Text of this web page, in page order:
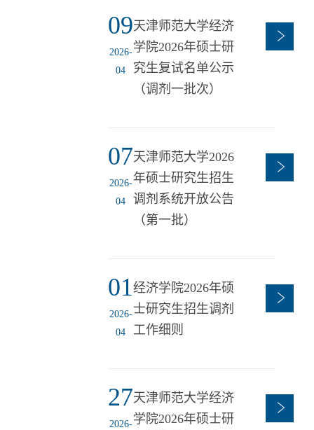
09
2026-
04
天津师范大学经济
学院2026年硕士研
究生复试名单公示
（调剂一批次）
07
2026-
04
天津师范大学2026
年硕士研究生招生
调剂系统开放公告
（第一批）
01
2026-
04
经济学院2026年硕
士研究生招生调剂
工作细则
27
2026-
天津师范大学经济
学院2026年硕士研